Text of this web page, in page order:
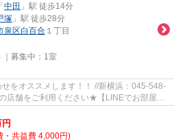
「 中田 」駅 徒歩14分
塚 」駅 徒歩28分
泉区白百合 １丁目
募集中： 1室
をオススメします！！ //新横浜：045-548-
店舗をご利用ください★【LINEでお部屋探
円
・共益費 4,000円)